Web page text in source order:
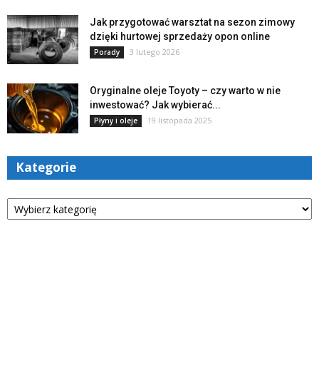
Jak przygotować warsztat na sezon zimowy
dzięki hurtowej sprzedaży opon online
Porady 3 lutego 2026
Oryginalne oleje Toyoty – czy warto w nie
inwestować? Jak wybierać...
Płyny i oleje 19 listopada 2025
Kategorie
Kategorie